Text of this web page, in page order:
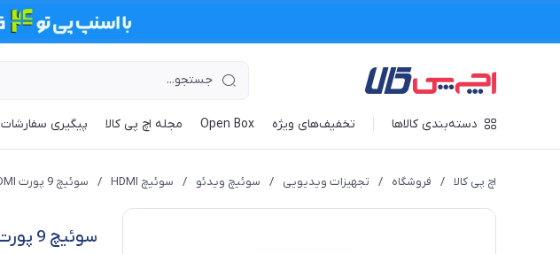
دسته‌بندی کالاها تخفیف‌های ویژه Open Box مجله اچ پی کالا پیگیری سفارشات
اچ پی کالا / فروشگاه / تجهیزات ویدیویی / سوئیچ ویدئو / سوئیچ HDMI / سوئیچ 9 پورت HDMI فرانت مدل FN-Q901M
سوئیچ 9 پورت HDMI فرانت مدل FN-Q901M